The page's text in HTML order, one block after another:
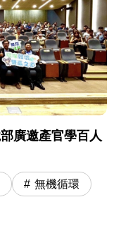
無機循環